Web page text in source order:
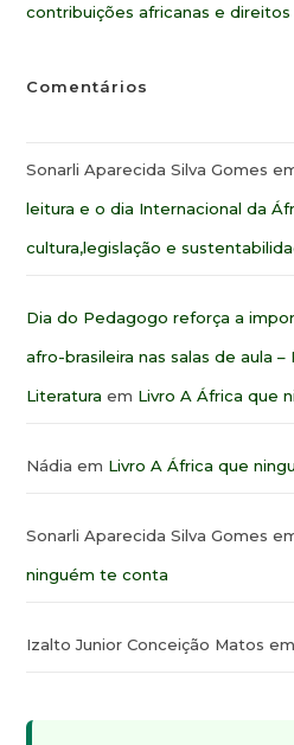
contribuições africanas e
Comentários
Sonarli Aparecida Silva Gomes
leitura e o dia Internacional da
cultura,legislação e
Dia do Pedagogo reforça a
afro-brasileira nas salas de aula –
Literatura em Livro A África que
Nádia em Livro A África que
Sonarli Aparecida Silva Gomes
ninguém te conta
Izalto Junior Conceição Matos em